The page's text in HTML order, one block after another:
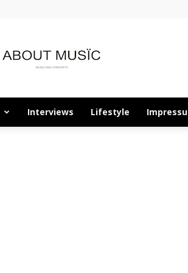
About
Interviews Lifestyle